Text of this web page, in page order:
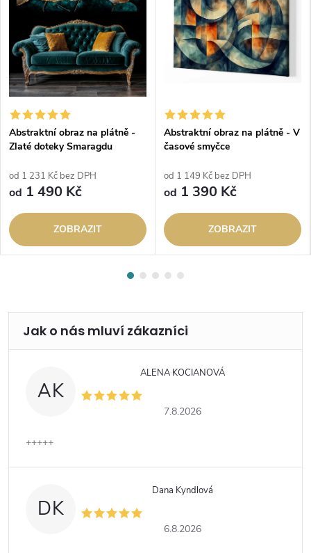
Abstraktní obraz na plátně -
Zlaté doteky Smaragdu
od 1 231 Kč bez DPH
od 1 490 Kč
ZOBRAZIT
Abstraktní obraz na plátně - V
časové smyčce
od 1 149 Kč bez DPH
od 1 390 Kč
ZOBRAZIT
AK
ALENA KOCIANOVÁ
7.8.2026
+++++
DK
Dana Kyndlová
6.8.2026